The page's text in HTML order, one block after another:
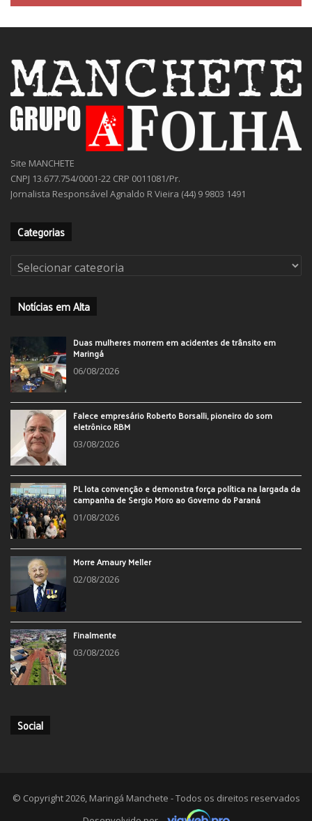
Site MANCHETE
CNPJ 13.677.754/0001-22 CRP 0011081/Pr.
Jornalista Responsável Agnaldo R Vieira (44) 9 9803 1491
Categorias
Categorias
Notícias em Alta
Duas mulheres morrem em acidentes de trânsito em
Maringá
06/08/2026
Falece empresário Roberto Borsalli, pioneiro do som
eletrônico RBM
03/08/2026
PL lota convenção e demonstra força política na largada da
campanha de Sergio Moro ao Governo do Paraná
01/08/2026
Morre Amaury Meller
02/08/2026
Finalmente
03/08/2026
Social
© Copyright 2026, Maringá Manchete - Todos os direitos reservados